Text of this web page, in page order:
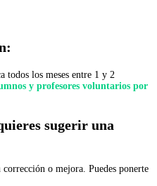
todos los meses entre 1 y 2
y profesores voluntarios por
sugerir una
o mejora. Puedes ponerte